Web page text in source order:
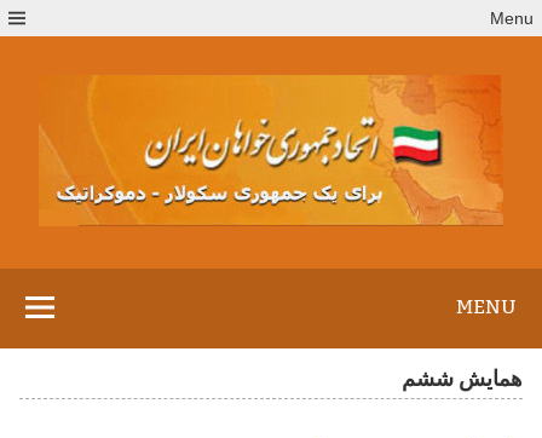
to
Menu
MENU
همایش ششم